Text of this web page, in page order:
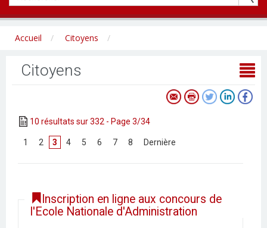
Accueil Citoyens
Citoyens
10 résultats sur 332 - Page 3/34
1 2 3 4 5 6 7 8 Dernière
Inscription en ligne aux concours de
l'Ecole Nationale d'Administration